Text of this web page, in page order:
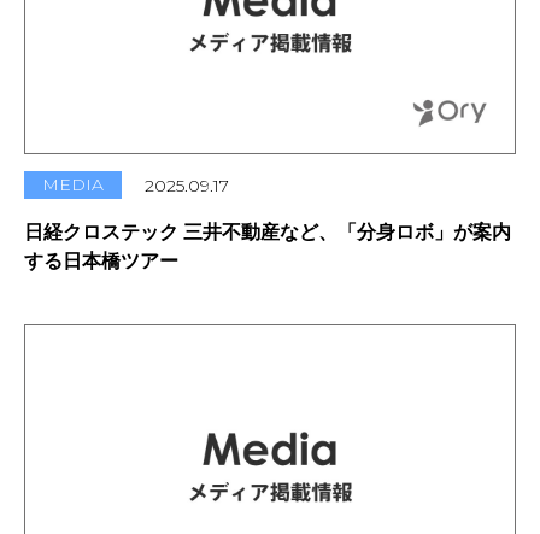
MEDIA 2025.09.17
日経クロステック 三井不動産など、「分身ロボ」が案内
する日本橋ツアー